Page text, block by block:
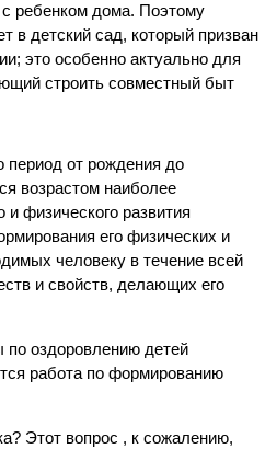
ребенком дома. Поэтому
в детский сад, который призван
это особенно актуально для
строить совместный быт
от рождения до
возрастом наиболее
и физического развития
его физических и
человеку в течение всей
и свойств, делающих его
оздоровлению детей
работа по формированию
Этот вопрос , к сожалению,